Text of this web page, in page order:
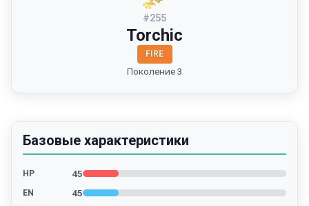
#255
Torchic
FIRE
Поколение 3
Базовые характеристики
HP 45
EN 45